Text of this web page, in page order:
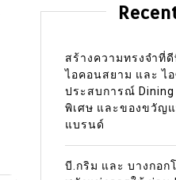
สร้างความทรงจำ
ไอคอนสยาม และ ไ
ประสบการณ์ Dining
พิเศษ และของขวัญ
แบรนด์
บี.กริม และ บางกอ